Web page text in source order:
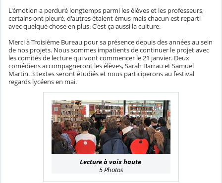
L'émotion a perduré longtemps parmi les élèves et les professeurs,
certains ont pleuré, d'autres étaient émus mais chacun est reparti
avec quelque chose en plus. C'est ça aussi la culture.
Merci à Troisième Bureau pour sa présence depuis des années au sein
de nos projets. Nous sommes impatients de continuer le projet avec
les comités de lecture qui vont commencer le 21 janvier. Deux
comédiens accompagneront les élèves, Sarah Barrau et Samuel
Martin. 3 textes seront étudiés et nous participerons au festival
regards lycéens en mai.
Lecture à voix haute
5 Photos